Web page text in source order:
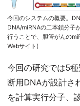
今回のシステムの概要。
DNA/miRNAの二本鎖分子
行うことで、胆管がんの
Webサイト)
今回の研究では5
断用DNAが設計さ
を計算実行分子、